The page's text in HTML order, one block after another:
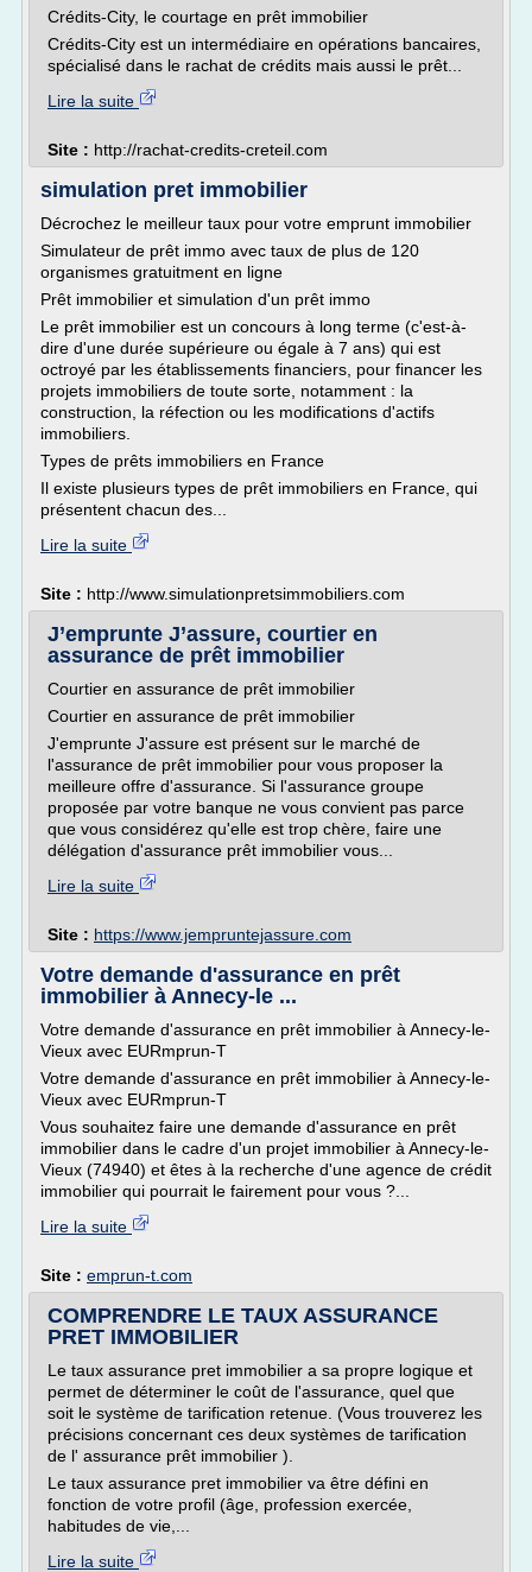
Crédits-City, le courtage en prêt immobilier
Crédits-City est un intermédiaire en opérations bancaires,
spécialisé dans le rachat de crédits mais aussi le prêt...
Lire la suite
Site : http://rachat-credits-creteil.com
simulation pret immobilier
Décrochez le meilleur taux pour votre emprunt immobilier
Simulateur de prêt immo avec taux de plus de 120
organismes gratuitment en ligne
Prêt immobilier et simulation d'un prêt immo
Le prêt immobilier est un concours à long terme (c'est-à-
dire d'une durée supérieure ou égale à 7 ans) qui est
octroyé par les établissements financiers, pour financer les
projets immobiliers de toute sorte, notamment : la
construction, la réfection ou les modifications d'actifs
immobiliers.
Types de prêts immobiliers en France
Il existe plusieurs types de prêt immobiliers en France, qui
présentent chacun des...
Lire la suite
Site : http://www.simulationpretsimmobiliers.com
J’emprunte J’assure, courtier en
assurance de prêt immobilier
Courtier en assurance de prêt immobilier
Courtier en assurance de prêt immobilier
J'emprunte J'assure est présent sur le marché de
l'assurance de prêt immobilier pour vous proposer la
meilleure offre d'assurance. Si l'assurance groupe
proposée par votre banque ne vous convient pas parce
que vous considérez qu'elle est trop chère, faire une
délégation d'assurance prêt immobilier vous...
Lire la suite
Site : https://www.jempruntejassure.com
Votre demande d'assurance en prêt
immobilier à Annecy-le ...
Votre demande d'assurance en prêt immobilier à Annecy-le-
Vieux avec EURmprun-T
Votre demande d'assurance en prêt immobilier à Annecy-le-
Vieux avec EURmprun-T
Vous souhaitez faire une demande d'assurance en prêt
immobilier dans le cadre d'un projet immobilier à Annecy-le-
Vieux (74940) et êtes à la recherche d'une agence de crédit
immobilier qui pourrait le fairement pour vous ?...
Lire la suite
Site : emprun-t.com
COMPRENDRE LE TAUX ASSURANCE
PRET IMMOBILIER
Le taux assurance pret immobilier a sa propre logique et
permet de déterminer le coût de l'assurance, quel que
soit le système de tarification retenue. (Vous trouverez les
précisions concernant ces deux systèmes de tarification
de l' assurance prêt immobilier ).
Le taux assurance pret immobilier va être défini en
fonction de votre profil (âge, profession exercée,
habitudes de vie,...
Lire la suite